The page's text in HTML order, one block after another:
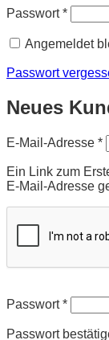
Passwort*
Angemeldet
Passwort
Neues
E-Mail-Adresse *
Ein Link zum
E-Mail-Adresse
Passwort*
Passwort